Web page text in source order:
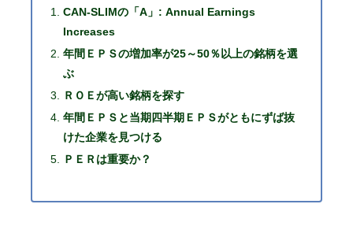
CAN-SLIMの「A」: Annual Earnings
Increases
年間ＥＰＳの増加率が25～50％以上の銘柄を選
ぶ
ＲＯＥが高い銘柄を探す
年間ＥＰＳと当期四半期ＥＰＳがともにずば抜
けた企業を見つける
ＰＥＲは重要か？